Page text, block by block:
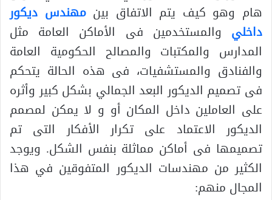
هام وهو كيف يتم الاتفاق بينمهندس ديكور
داخلي والمستخدمين فى الأماكن العامة مثل
المدارس والمكتبات والمصالح الحكومية العامة
والفنادق والمستشفيات، فى هذه الحالة يتحكم
فى تصميم الديكور البعد الجمالي بشكل كبير وأثره
على العاملين داخل المكان أو و لا يمكن لمصمم
الديكور الاعتماد على تكرار الأفكار التى تم
تصميمها فى أماكن مماثلة بنفس الشكل. ويوجد
الكثير من مهندسات الديكور المتفوقين في هذا
المجال منهم: